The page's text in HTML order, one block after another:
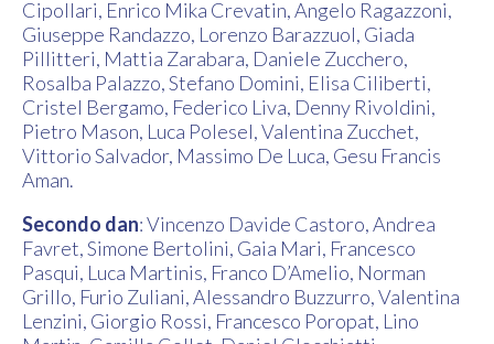
Cipollari, Enrico Mika Crevatin, Angelo Ragazzoni,
Giuseppe Randazzo, Lorenzo Barazzuol, Giada
Pillitteri, Mattia Zarabara, Daniele Zucchero,
Rosalba Palazzo, Stefano Domini, Elisa Ciliberti,
Cristel Bergamo, Federico Liva, Denny Rivoldini,
Pietro Mason, Luca Polesel, Valentina Zucchet,
Vittorio Salvador, Massimo De Luca, Gesu Francis
Aman.
Secondo dan: Vincenzo Davide Castoro, Andrea
Favret, Simone Bertolini, Gaia Mari, Francesco
Pasqui, Luca Martinis, Franco D’Amelio, Norman
Grillo, Furio Zuliani, Alessandro Buzzurro, Valentina
Lenzini, Giorgio Rossi, Francesco Poropat, Lino